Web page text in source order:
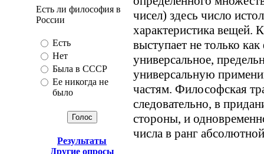
Есть ли философия в
России
Есть
Нет
Была в СССР
Ее никогда не
было
Результаты
Другие опросы
чисел) здесь число
характеристика вещей.
выступает не только
универсальное,
универсальную
частям. Философская
следовательно, в
стороны, и
числа в ранг